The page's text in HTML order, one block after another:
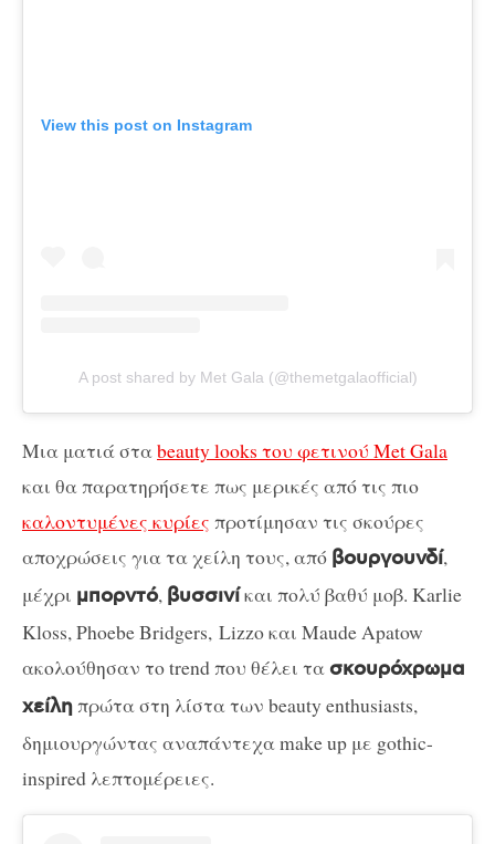
View this post on Instagram
A post shared by Met Gala (@themetgalaofficial)
Μια ματιά σταbeauty looks του φετινού Met Gala
και θα παρατηρήσετε πως μερικές από τις πιο
καλοντυμένες κυρίες προτίμησαν τις σκούρες
αποχρώσεις για τα χείλη τους, από βουργουνδί,
μέχρι μπορντό, βυσσινίκαι πολύ βαθύ μοβ. Karlie
Kloss, Phoebe Bridgers, Lizzo και Maude Apatow
ακολούθησαν το trend που θέλει τα σκουρόχρωμα
χείληπρώτα στη λίστα των beauty enthusiasts,
δημιουργώντας αναπάντεχα make up με gothic-
inspired λεπτομέρειες.